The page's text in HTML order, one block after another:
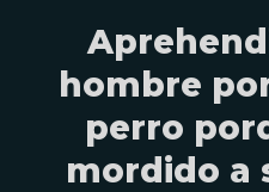
hombre
perro
mordido a